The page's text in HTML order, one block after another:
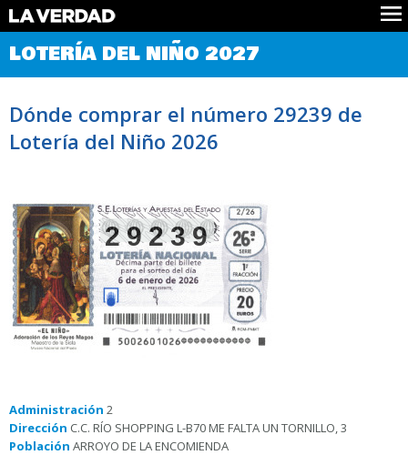
Comprobar Loteria del Niño
Premios
Noticias
Datos
LOTERÍA DEL NIÑO 2027
Dónde comprar el número 29239 de
Lotería del Niño 2026
29239
Administración 2
Dirección C.C. RÍO SHOPPING L-B70 ME FALTA UN TORNILLO, 3
Población ARROYO DE LA ENCOMIENDA